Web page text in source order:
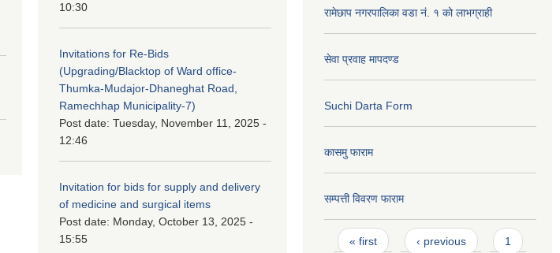
10:30
Invitations for Re-Bids
(Upgrading/Blacktop of Ward office-
Thumka-Mudajor-Dhaneghat Road,
Ramechhap Municipality-7)
Post date: Tuesday, November 11, 2025 -
12:46
Invitation for bids for supply and delivery
of medicine and surgical items
Post date: Monday, October 13, 2025 -
15:55
रामेछाप नगरपालिका वडा नं. १ को लाभग्राही
सेवा प्रवाह मापदण्ड
Suchi Darta Form
कासमु फाराम
सम्पत्ती विवरण फाराम
Pages
« first ‹ previous 1